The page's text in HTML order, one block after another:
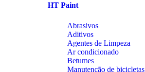
HT Paint
Abrasivos
Aditivos
Agentes de Limpeza
Ar condicionado
Betumes
Manutenção de bicicletas